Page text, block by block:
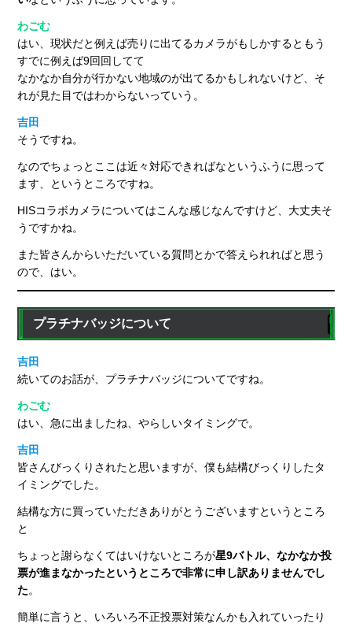
わごむ
はい、現状だと例えば売りに出てるカメラがもしかするともう
すでに例えば9回回してて
なかなか自分が行かない地域のが出てるかもしれないけど、そ
れが見た目ではわからないっていう。
吉田
そうですね。
なのでちょっとここは近々対応できればなというふうに思って
ます、というところですね。
HISコラボカメラについてはこんな感じなんですけど、大丈夫そ
うですかね。
また皆さんからいただいている質問とかで答えられればと思う
ので、はい。
プラチナバッジについて
吉田
続いてのお話が、プラチナバッジについてですね。
わごむ
はい、急に出ましたね、やらしいタイミングで。
吉田
皆さんびっくりされたと思いますが、僕も結構びっくりしたタ
イミングでした。
結構な方に買っていただきありがとうございますというところ
と
ちょっと謝らなくてはいけないところが星9バトル、なかなか投
票が進まなかったというところで非常に申し訳ありませんでし
た。
簡単に言うと、いろいろ不正投票対策なんかも入れていったり